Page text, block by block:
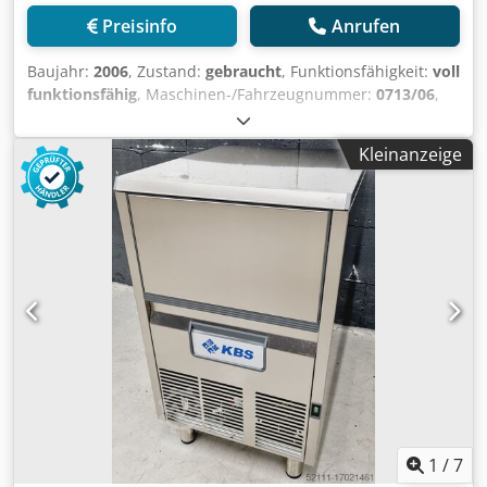
Preisinfo Anrufen
Baujahr: 2006, Zustand: gebraucht, Funktionsfähigkeit: voll
funktionsfähig, Maschinen-/Fahrzeugnummer: 0713/06,
Schuppeneis-Eismaschine FUNK F300 mit einer
Produktionskapazität von bis zu 3000 kg/24 Stunden.
Dodpfx Anjzpfl Ujfskr
Kleinanzeige
1 /7